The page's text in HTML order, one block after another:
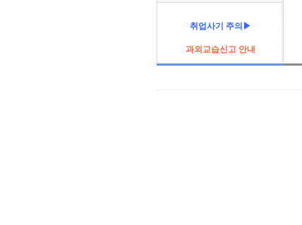
취업사기 주의▶
과외교습신고 안내